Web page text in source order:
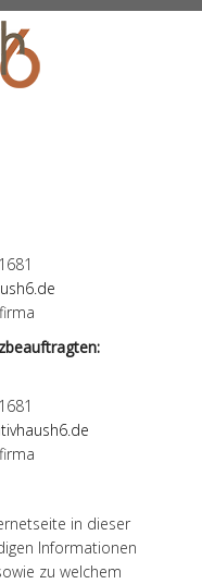
in dieser
Informationen
zu welchem